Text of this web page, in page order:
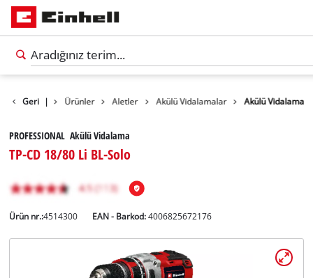
Geri | Ürünler Aletler Akülü Vidalamalar Akülü Vidalama
PROFESSIONAL Akülü Vidalama
TP-CD 18/80 Li BL-Solo
Ürün nr.:4514300 EAN - Barkod:4006825672176